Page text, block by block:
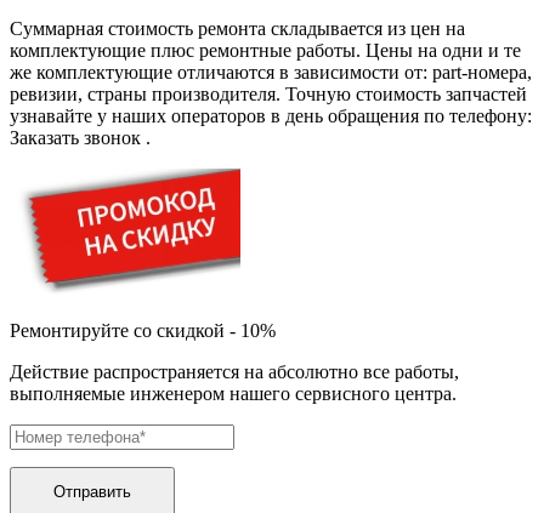
cd проигрывателей
cd ресиверов
cd транспортов
чаеварок
чайников
часов настенных
чебуречниц
чековых принтеров
чиллеров
дальномеров
дарсонвалей
датчиков качества воды
датчиков температуры
дельташлифмашин
депиляторов
депозитных машин
держателей с беспроводной зарядкой
дестратификаторов
детекторов проводки
Суммарная стоимость ремонта складывается из цен на
комплектующие плюс ремонтные работы. Цены на одни и те
же комплектующие отличаются в зависимости от: part-номера,
ревизии, страны производителя. Точную стоимость запчастей
узнавайте у наших операторов в день обращения по телефону:
Заказать звонок .
Ремонтируйте со скидкой - 10%
Действие распространяется на абсолютно все работы,
выполняемые инженером нашего сервисного центра.
Отправить